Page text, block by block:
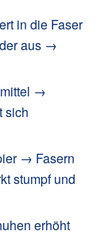
in die Faser
aus →
→
sich
→ Fasern
stumpf und
erhöht